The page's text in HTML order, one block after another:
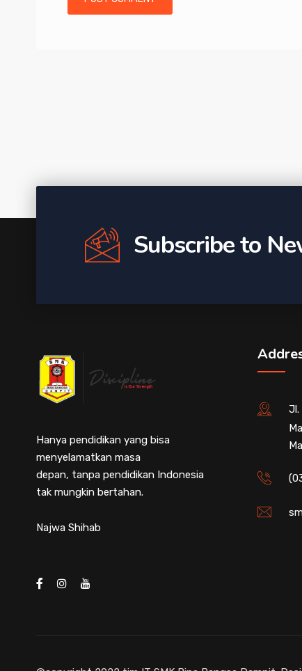
Subscribe to
Hanya pendidikan yang bisa
menyelamatkan masa
depan, tanpa pendidikan Indonesia
tak mungkin bertahan.
Najwa Shihab
Jl.